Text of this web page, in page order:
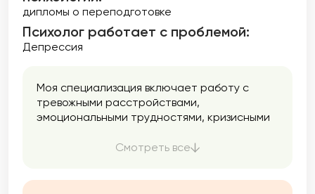
дипломы о переподготовке
Психолог работает с проблемой:
Депрессия
Моя специализация включает работу с
тревожными расстройствами,
эмоциональными трудностями, кризисными
самоопределения. В своей практике я
Смотреть все